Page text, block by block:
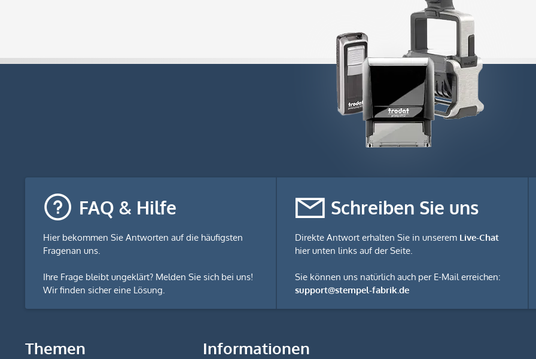
FAQ & Hilfe
Hier bekommen Sie Antworten auf die häufigsten
Fragenan uns.
Ihre Frage bleibt ungeklärt? Melden Sie sich bei uns!
Wir finden sicher eine Lösung.
Schreiben Sie uns
Direkte Antwort erhalten Sie in unserem Live-Chat
hier unten links auf der Seite.
Sie können uns natürlich auch per E-Mail erreichen:
support@stempel-fabrik.de
Themen Informationen